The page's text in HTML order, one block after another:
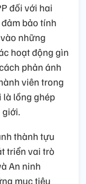
đối với hai
bảo tính
những
hoạt động gìn
phản ánh
viên trong
là lồng ghép
giới.
thành tựu
triển vai trò
An ninh
mục tiêu